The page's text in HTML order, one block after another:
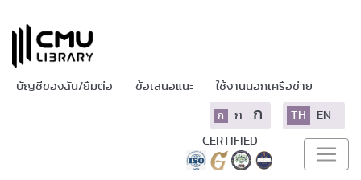
บัญชีของฉัน/ยืมต่อ ข้อเสนอแนะ ใช้งานนอกเครือข่าย
ก ก ก TH EN
CERTIFIED